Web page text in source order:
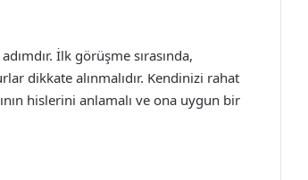
İlk görüşme sırasında,
dikkate alınmalıdır. Kendinizi rahat
hislerini anlamalı ve ona uygun bir